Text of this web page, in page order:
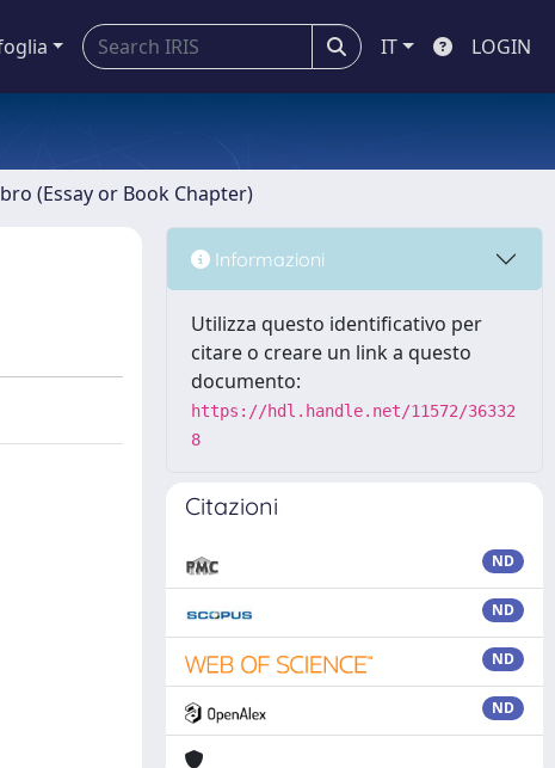
IT LOGIN
(Essay or Book Chapter)
Informazioni
Utilizza questo identificativo per
citare o creare un link a questo
documento:
https://hdl.handle.net/11572/36332
8
Citazioni
ND
ND
ND
ND